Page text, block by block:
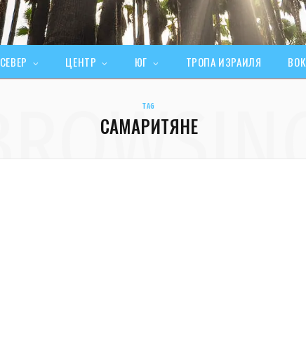
СЕВЕР ЦЕНТР ЮГ ТРОПА ИЗРАИЛЯ
TAG
САМАРИТЯНЕ
BROWSING